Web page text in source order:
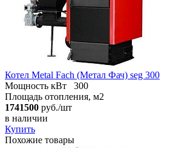
Котел Metal Fach (Метал Фач) seg 300
Мощность кВт
300
Площадь отопления, м2
1741500 руб./шт
в наличии
Купить
Похожие товары